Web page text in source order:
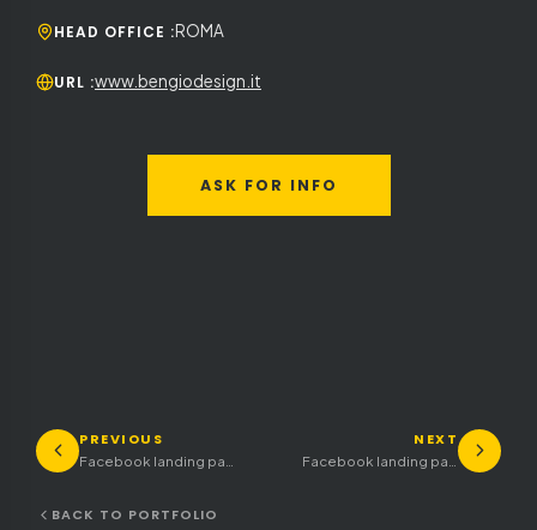
HEAD OFFICE :ROMA
URL :www.bengiodesign.it
ASK FOR INFO
PREVIOUS
Facebook landing page for restaurant in Belluno
NEXT
Facebook landing page for lounge bar beach lido
BACK TO PORTFOLIO